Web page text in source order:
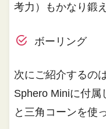
考力）もかなり鍛
ボーリング
次にご紹介するの
Sphero Miniに付属
と三角コーンを使